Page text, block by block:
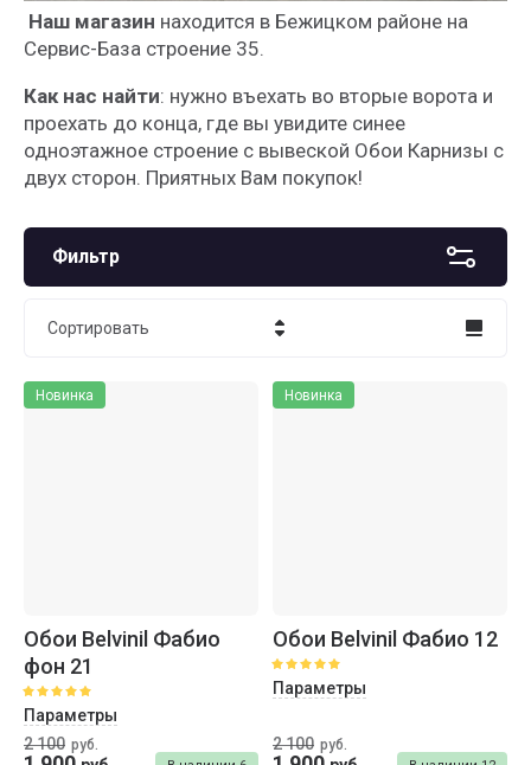
Наш магазин находится в Бежицком районе на
Сервис-База строение 35.
Как нас найти: нужно въехать во вторые ворота и
проехать до конца, где вы увидите синее
одноэтажное строение с вывеской Обои Карнизы с
двух сторон. Приятных Вам покупок!
Фильтр
Сортировать
Новинка
Обои Belvinil Фабио
фон 21
Параметры
2 100 руб.
Новинка
Обои Belvinil Фабио 12
Параметры
2 100 руб.